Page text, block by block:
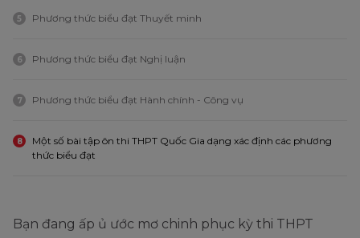
5 Phương thức biểu đạt Thuyết minh
6 Phương thức biểu đạt Nghị luận
7 Phương thức biểu đạt Hành chính - Công vụ
8
Một số bài tập ôn thi THPT Quốc Gia dạng xác định các phương
thức biểu đạt
Bạn đang ấp ủ ước mơ chinh phục kỳ thi THPT